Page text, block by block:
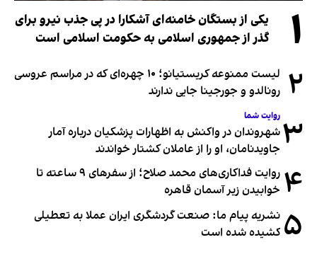
۱
یکی از بستگان خامنه‌ای آشکارا در پی جذب نیرو برای
گذر از جمهوری اسلامی به حکومت اسلامی است
۲
لیست ممنوعه کریستیانو؛ ۱۰ چهره‌ای که در مراسم عروسی
رونالدو و جورجینا جایی ندارند
۳ روایت شما
شهروندان در واکنش به اظهارات پزشکیان درباره آمار
جاویدنامان، او را از عاملان کشتار خواندند
۴
روایت فداکاری‌های محمد صلاح؛ از سفرهای ۹ ساعته تا
خوابیدن زیر آسمان قاهره
۵ نشریه پیام ما: صنعت گردشگری ایران عملا به تعطیلی
کشیده شده است